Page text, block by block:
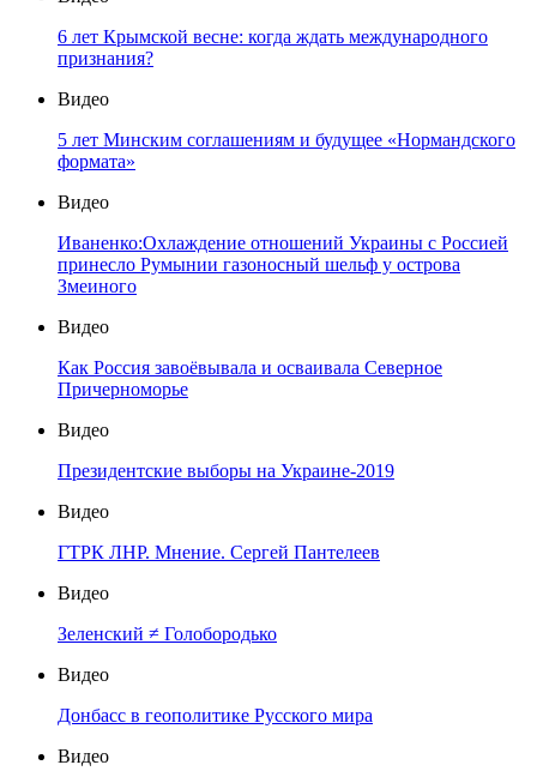
6 лет Крымской весне: когда ждать международного
признания?
Видео
5 лет Минским соглашениям и будущее «Нормандского
формата»
Видео
Иваненко:Охлаждение отношений Украины с Россией
принесло Румынии газоносный шельф у острова
Змеиного
Видео
Как Россия завоёвывала и осваивала Северное
Причерноморье
Видео
Президентские выборы на Украине-2019
Видео
ГТРК ЛНР. Мнение. Сергей Пантелеев
Видео
Зеленский ≠ Голобородько
Видео
Донбасс в геополитике Русского мира
Видео